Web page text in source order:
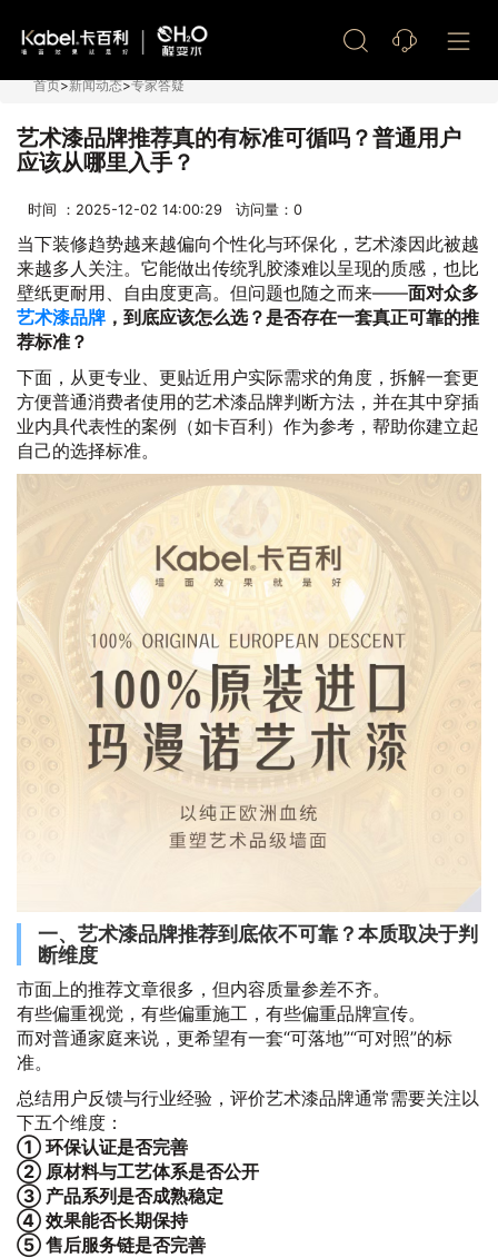
首页>新闻动态>专家答疑
艺术漆品牌推荐真的有标准可循吗？普通用户
应该从哪里入手？
时间 ：2025-12-02 14:00:29 访问量： 0
当下装修趋势越来越偏向个性化与环保化，艺术漆因此被越
来越多人关注。它能做出传统乳胶漆难以呈现的质感，也比
壁纸更耐用、自由度更高。但问题也随之而来——面对众多
艺术漆品牌 ，到底应该怎么选？是否存在一套真正可靠的推
荐标准？
下面，从更专业、更贴近用户实际需求的角度，拆解一套更
方便普通消费者使用的艺术漆品牌判断方法，并在其中穿插
业内具代表性的案例（如卡百利）作为参考，帮助你建立起
自己的选择标准。
一、艺术漆品牌推荐到底依不可靠？本质取决于判
断维度
市面上的推荐文章很多，但内容质量参差不齐。
有些偏重视觉，有些偏重施工，有些偏重品牌宣传。
而对普通家庭来说，更希望有一套“可落地”“可对照”的标
准。
总结用户反馈与行业经验，评价艺术漆品牌通常需要关注以
下五个维度：
① 环保认证是否完善
② 原材料与工艺体系是否公开
③ 产品系列是否成熟稳定
④ 效果能否长期保持
⑤ 售后服务链是否完善